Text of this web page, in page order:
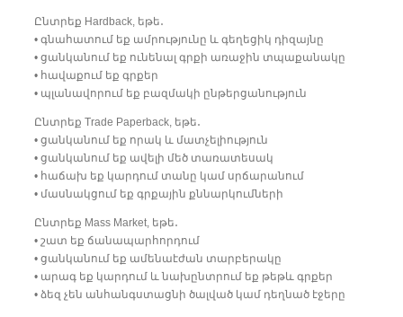
Ընտրեք Hardback, եթե․
• գնահատում եք ամրությունը և գեղեցիկ դիզայնը
• ցանկանում եք ունենալ գրքի առաջին տպաքանակը
• հավաքում եք գրքեր
• պլանավորում եք բազմակի ընթերցանություն
Ընտրեք Trade Paperback, եթե․
• ցանկանում եք որակ և մատչելիություն
• ցանկանում եք ավելի մեծ տառատեսակ
• հաճախ եք կարդում տանը կամ սրճարանում
• մասնակցում եք գրքային քննարկումների
Ընտրեք Mass Market, եթե․
• շատ եք ճանապարհորդում
• ցանկանում եք ամենաէժան տարբերակը
• արագ եք կարդում և նախընտրում եք թեթև գրքեր
• ձեզ չեն անհանգստացնի ծալված կամ դեղնած էջերը